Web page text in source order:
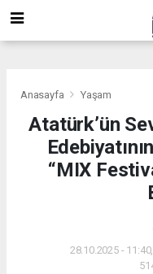
Anasayfa Yaşam
Atatürk’ün
“MIX
28.10.2025 -